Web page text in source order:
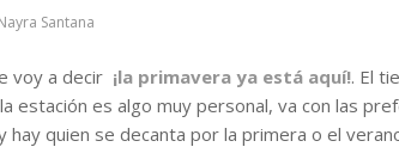
Santana
voy a decir ¡la primavera ya está aquí!. El
es algo muy personal, va con las
quien se decanta por la primera o el